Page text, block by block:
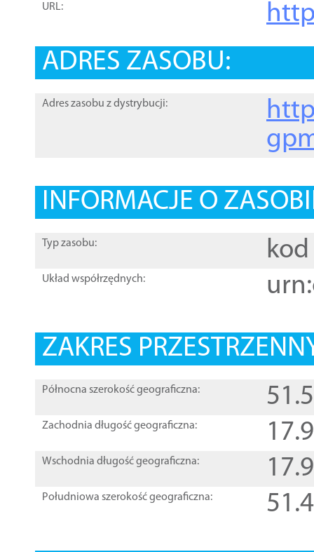
URL:
ADRES ZASOBU:
Adres zasobu z dystrybucji:
INFORMACJE O
Typ zasobu: kod
Układ współrzędnych:
ZAKRES
Północna szerokość geograficzna:
Zachodnia długość geograficzna:
Wschodnia długość geograficzna:
Południowa szerokość geograficzna: